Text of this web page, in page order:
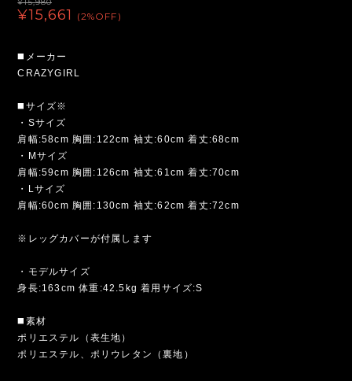
¥15,661 (2%OFF)
◼️メーカー
CRAZYGIRL
◼️サイズ※
・Sサイズ
肩幅:58cm 胸囲:122cm 袖丈:60cm 着丈:68cm
・Mサイズ
肩幅:59cm 胸囲:126cm 袖丈:61cm 着丈:70cm
・Lサイズ
肩幅:60cm 胸囲:130cm 袖丈:62cm 着丈:72cm
※レッグカバーが付属します
・モデルサイズ
身長:163cm 体重:42.5kg 着用サイズ:S
◼️素材
ポリエステル（表生地）
ポリエステル、ポリウレタン（裏地）